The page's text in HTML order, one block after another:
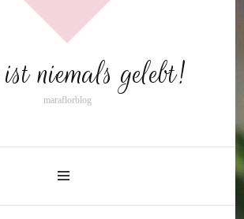
niemals gelebt!
maraflorblog